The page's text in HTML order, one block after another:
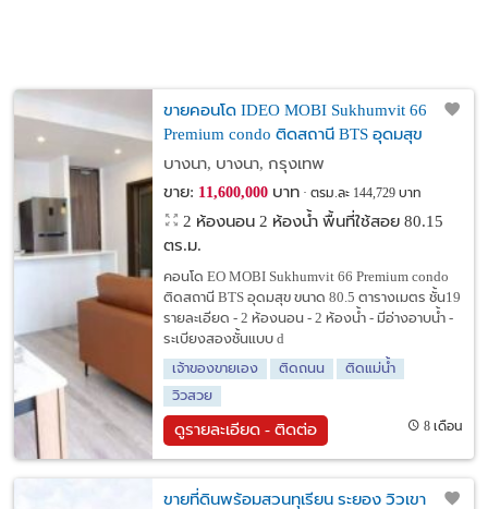
ขายคอนโด IDEO MOBI Sukhumvit 66
Premium condo ติดสถานี BTS อุดมสุข
บางนา, บางนา, กรุงเทพ
ขาย: 11,600,000บาท ตรม.ละ 144,729 บาท
2 ห้องนอน 2 ห้องน้ำ พื้นที่ใช้สอย 80.15
ตร.ม.
คอนโด EO MOBI Sukhumvit 66 Premium condo
ติดสถานี BTS อุดมสุข ขนาด 80.5 ตารางเมตร ชั้น19
รายละเอียด - 2 ห้องนอน - 2 ห้องน้ำ - มีอ่างอาบน้ำ -
ระเบียงสองชั้นแบบ d
เจ้าของขายเอง
ติดถนน
ติดแม่น้ำ
วิวสวย
ดูรายละเอียด - ติดต่อ 8 เดือน
ขายที่ดินพร้อมสวนทุเรียน ระยอง วิวเขา